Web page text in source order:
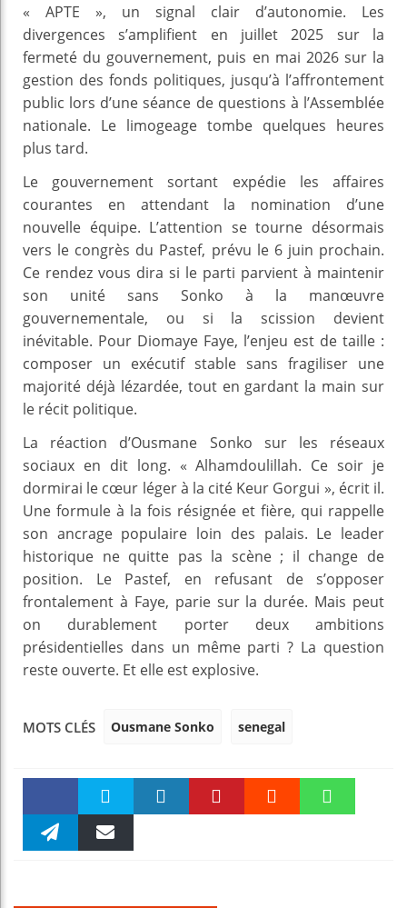
« APTE », un signal clair d’autonomie. Les
divergences s’amplifient en juillet 2025 sur la
fermeté du gouvernement, puis en mai 2026 sur la
gestion des fonds politiques, jusqu’à l’affrontement
public lors d’une séance de questions à l’Assemblée
nationale. Le limogeage tombe quelques heures
plus tard.
Le gouvernement sortant expédie les affaires
courantes en attendant la nomination d’une
nouvelle équipe. L’attention se tourne désormais
vers le congrès du Pastef, prévu le 6 juin prochain.
Ce rendez vous dira si le parti parvient à maintenir
son unité sans Sonko à la manœuvre
gouvernementale, ou si la scission devient
inévitable. Pour Diomaye Faye, l’enjeu est de taille :
composer un exécutif stable sans fragiliser une
majorité déjà lézardée, tout en gardant la main sur
le récit politique.
La réaction d’Ousmane Sonko sur les réseaux
sociaux en dit long. « Alhamdoulillah. Ce soir je
dormirai le cœur léger à la cité Keur Gorgui », écrit il.
Une formule à la fois résignée et fière, qui rappelle
son ancrage populaire loin des palais. Le leader
historique ne quitte pas la scène ; il change de
position. Le Pastef, en refusant de s’opposer
frontalement à Faye, parie sur la durée. Mais peut
on durablement porter deux ambitions
présidentielles dans un même parti ? La question
reste ouverte. Et elle est explosive.
MOTS CLÉS Ousmane Sonko senegal
Faceboo Twitter